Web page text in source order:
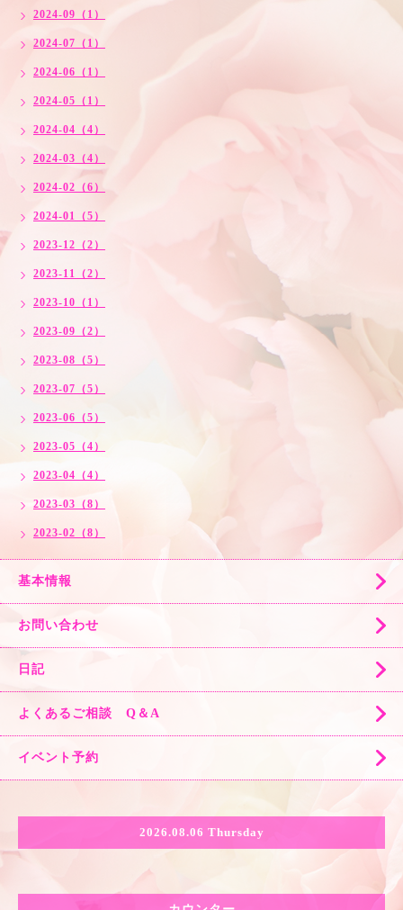
2024-09（1）
2024-07（1）
2024-06（1）
2024-05（1）
2024-04（4）
2024-03（4）
2024-02（6）
2024-01（5）
2023-12（2）
2023-11（2）
2023-10（1）
2023-09（2）
2023-08（5）
2023-07（5）
2023-06（5）
2023-05（4）
2023-04（4）
2023-03（8）
2023-02（8）
基本情報
お問い合わせ
日記
よくあるご相談 Q＆A
イベント予約
2026.08.06 Thursday